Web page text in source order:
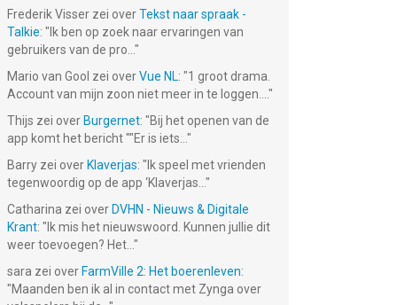
Frederik Visser zei overTekst naar spraak -
Talkie: " Ik ben op zoek naar ervaringen van
gebruikers van de pro... "
Mario van Gool zei overVue NL: "1 groot drama.
Account van mijn zoon niet meer in te loggen.... "
Thijs zei over Burgernet: "Bij het openen van de
app komt het bericht ""Er is iets... "
Barry zei over Klaverjas: " Ik speel met vrienden
tegenwoordig op de app ‘Klaverjas... "
Catharina zei over DVHN - Nieuws & Digitale
Krant: " Ik mis het nieuwswoord. Kunnen jullie dit
weer toevoegen? Het... "
sara zei over FarmVille 2: Het boerenleven:
"Maanden ben ik al in contact met Zynga over